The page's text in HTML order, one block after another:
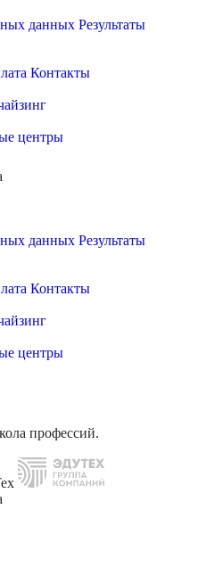
данных Результаты
Контакты
центры
данных Результаты
Контакты
центры
профессий.